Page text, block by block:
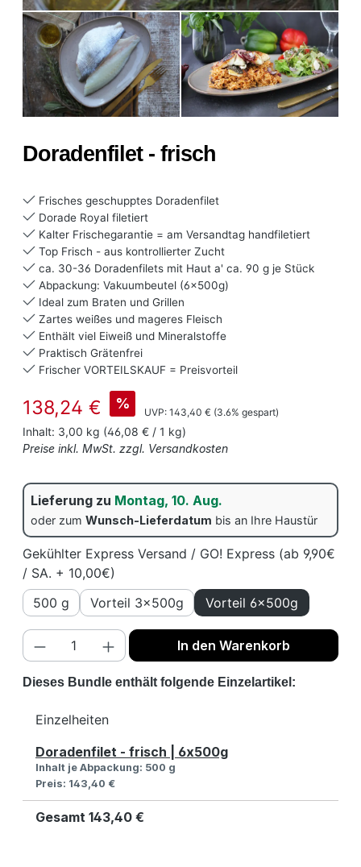
Doradenfilet - frisch
Frisches geschupptes Doradenfilet
Dorade Royal filetiert
Kalter Frischegarantie = am Versandtag handfiletiert
Top Frisch - aus kontrollierter Zucht
ca. 30-36 Doradenfilets mit Haut a' ca. 90 g je Stück
Abpackung: Vakuumbeutel (6x500g)
Ideal zum Braten und Grillen
Zartes weißes und mageres Fleisch
Enthält viel Eiweiß und Mineralstoffe
Praktisch Grätenfrei
Frischer VORTEILSKAUF = Preisvorteil
Verkaufspreis:
138,24 € %
UVP: Regulärer Preis:
143,40 € (3.6% gespart)
Inhalt: 3,00 kg (46,08 € / 1 kg)
Preise inkl. MwSt. zzgl. Versandkosten
Lieferung zu Montag, 10. Aug.
oder zum Wunsch-Lieferdatum bis an Ihre Haustür
Gekühlter Express Versand / GO! Express (ab 9,90€
/ SA. + 10,00€)
500 g
Vorteil 3x500g Vorteil 6x500g
Produkt Anzahl: Gib den gewünschten
In den Warenkorb
Dieses Bundle enthält folgende Einzelartikel:
Einzelheiten
Doradenfilet - frisch | 6x500g
Inhalt je Abpackung: 500 g
Preis: 143,40 €
Gesamt 143,40 €